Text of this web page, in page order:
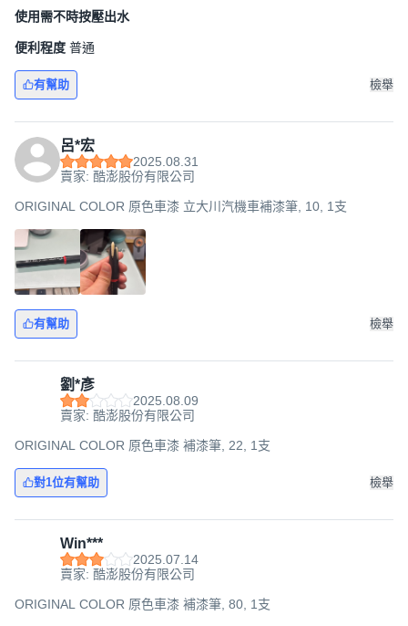
使用需不時按壓出水
便利程度 普通
有幫助 檢舉
呂*宏
2025.08.31
賣家: 酷澎股份有限公司
ORIGINAL COLOR 原色車漆 立大川汽機車補漆筆, 10, 1支
有幫助 檢舉
劉*彥
2025.08.09
賣家: 酷澎股份有限公司
ORIGINAL COLOR 原色車漆 補漆筆, 22, 1支
對1位有幫助 檢舉
Win***
2025.07.14
賣家: 酷澎股份有限公司
ORIGINAL COLOR 原色車漆 補漆筆, 80, 1支